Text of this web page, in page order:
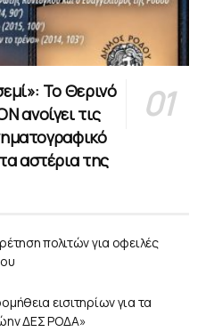
Το Θερινό
ανοίγει τις
αστέρια της
πολιτών για οφειλές
εισιτηρίων για τα
ΔΕΣ ΡΟΔΑ»